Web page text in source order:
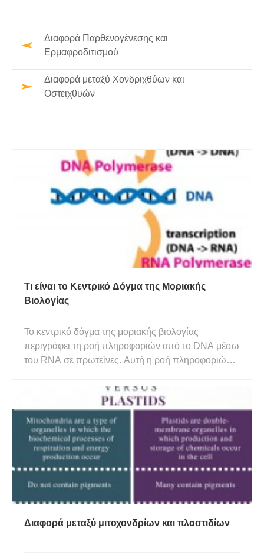
Διαφορά Παρθενογένεσης και
Ερμαφροδιτισμού
Διαφορά μεταξύ Χονδριχθύων και
Οστειχθυών
Τι είναι το Κεντρικό Δόγμα της Μοριακής
Βιολογίας
Το κεντρικό δόγμα της μοριακής βιολογίας
περιγράφει τη ροή πληροφοριών από το DNA μέσω
του RNA σε πρωτεΐνες. Αυτή η ροή πληροφοριών
δύο κύριες διαδικασίες:τη μεταγραφή και τη
μετάφραση. Η μεταγραφή είναι η σύνθεση ενός
μορίου RNA που περιέχει την κωδι
Διαφορά μεταξύ μιτοχονδρίων και πλαστιδίων